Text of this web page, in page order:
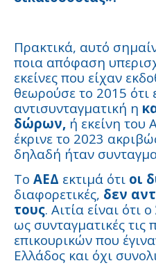
Πρακτικά, αυτό
ποια απόφαση
εκείνες που είχαν
θεωρούσε το 2015 ότι
αντισυνταγματική η
δώρων, ή εκείνη του
έκρινε το 2023
δηλαδή ήταν
Το ΑΕΔ εκτιμά ότι οι
διαφορετικές, δεν
τους. Αιτία είναι ότι
ως συνταγματικές τις
επικουρικών που
Ελλάδος και όχι